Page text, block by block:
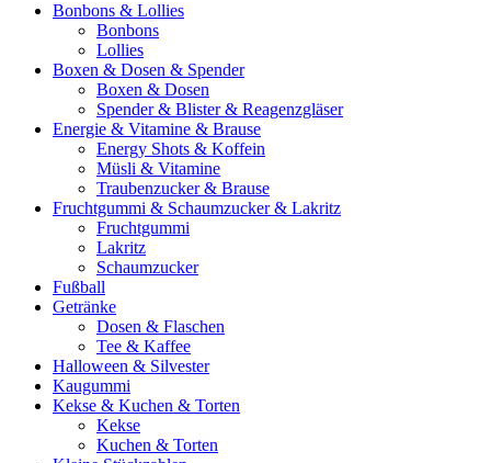
Bonbons & Lollies
Bonbons
Lollies
Boxen & Dosen & Spender
Boxen & Dosen
Spender & Blister & Reagenzgläser
Energie & Vitamine & Brause
Energy Shots & Koffein
Müsli & Vitamine
Traubenzucker & Brause
Fruchtgummi & Schaumzucker & Lakritz
Fruchtgummi
Lakritz
Schaumzucker
Fußball
Getränke
Dosen & Flaschen
Tee & Kaffee
Halloween & Silvester
Kaugummi
Kekse & Kuchen & Torten
Kekse
Kuchen & Torten